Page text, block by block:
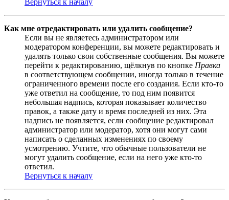
Как мне отредактировать или удалить сообщение?
Если вы не являетесь администратором или
модератором конференции, вы можете редактировать и
удалять только свои собственные сообщения. Вы можете
перейти к редактированию, щёлкнув по кнопке Правка
в соответствующем сообщении, иногда только в течение
ограниченного времени после его создания. Если кто-то
уже ответил на сообщение, то под ним появится
небольшая надпись, которая показывает количество
правок, а также дату и время последней из них. Эта
надпись не появляется, если сообщение редактировал
администратор или модератор, хотя они могут сами
написать о сделанных изменениях по своему
усмотрению. Учтите, что обычные пользователи не
могут удалить сообщение, если на него уже кто-то
ответил.
Вернуться к началу